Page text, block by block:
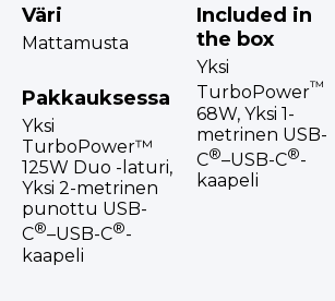
Väri
Mattamusta
Pakkauksessa
Yksi
TurboPower™
125W Duo -laturi,
Yksi 2-metrinen
punottu USB-
C®–USB-C®-
kaapeli
Included in
the box
Yksi
TurboPower™
68W, Yksi 1-
metrinen USB-
C®–USB-C®-
kaapeli